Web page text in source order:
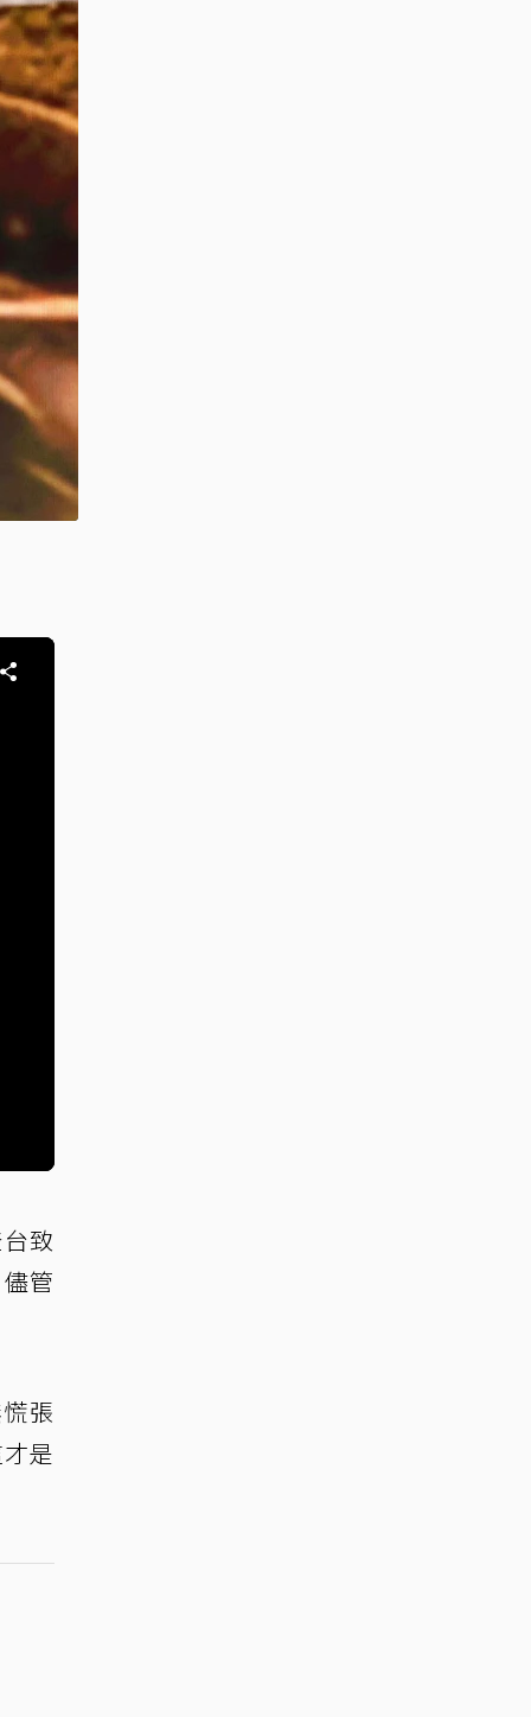
致
管
張
是